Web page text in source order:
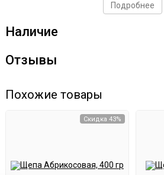
Подробнее
Наличие
Отзывы
Похожие товары
Скидка 43%